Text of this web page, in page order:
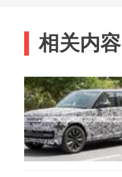
相关内容